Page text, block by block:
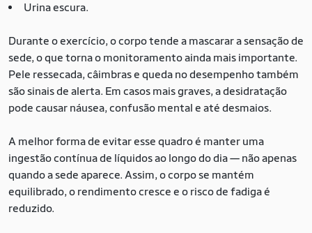
Urina escura.
Durante o exercício, o corpo tende a mascarar a sensação de
sede, o que torna o monitoramento ainda mais importante.
Pele ressecada, câimbras e queda no desempenho também
são sinais de alerta. Em casos mais graves, a desidratação
pode causar náusea, confusão mental e até desmaios.
A melhor forma de evitar esse quadro é manter uma
ingestão contínua de líquidos ao longo do dia — não apenas
quando a sede aparece. Assim, o corpo se mantém
equilibrado, o rendimento cresce e o risco de fadiga é
reduzido.